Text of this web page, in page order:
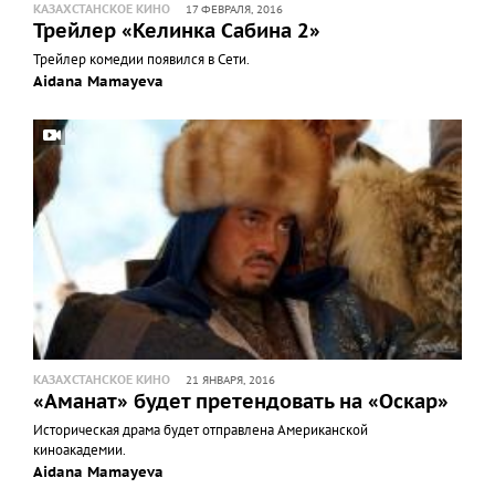
КАЗАХСТАНСКОЕ КИНО 17 ФЕВРАЛЯ, 2016
Трейлер «Келинка Сабина 2»
Трейлер комедии появился в Сети.
Aidana Mamayeva
КАЗАХСТАНСКОЕ КИНО 21 ЯНВАРЯ, 2016
«Аманат» будет претендовать на «Оскар»
Историческая драма будет отправлена Американской
киноакадемии.
Aidana Mamayeva